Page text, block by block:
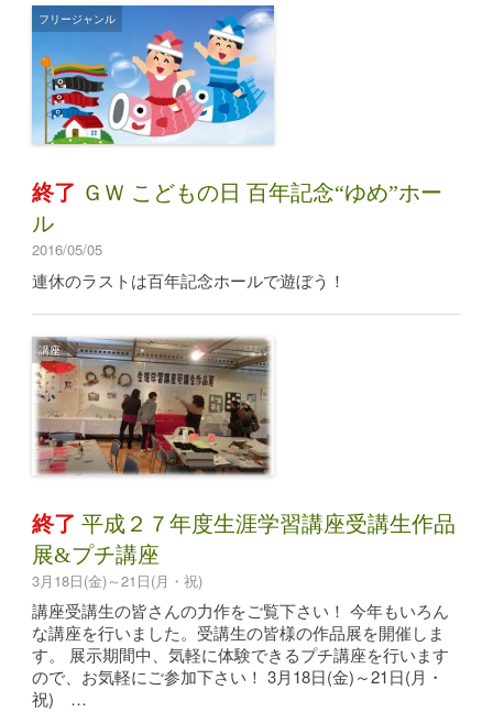
フリージャンル
終了 ＧＷ こどもの日 百年記念“ゆめ”ホー
ル
2016/05/05
連休のラストは百年記念ホールで遊ぼう！
講座
終了平成２７年度生涯学習講座受講生作品
展&プチ講座
3月18日(金)～21日(月・祝)
講座受講生の皆さんの力作をご覧下さい！ 今年もいろん
な講座を行いました。受講生の皆様の作品展を開催しま
す。 展示期間中、気軽に体験できるプチ講座を行います
ので、お気軽にご参加下さい！ 3月18日(金)～21日(月・
祝) …